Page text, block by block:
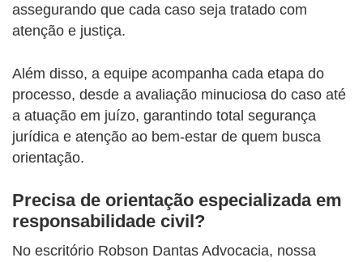
assegurando que cada caso seja tratado com
atenção e justiça.
Além disso, a equipe acompanha cada etapa do
processo, desde a avaliação minuciosa do caso até
a atuação em juízo, garantindo total segurança
jurídica e atenção ao bem-estar de quem busca
orientação.
Precisa de orientação especializada em
responsabilidade civil?
No escritório Robson Dantas Advocacia, nossa